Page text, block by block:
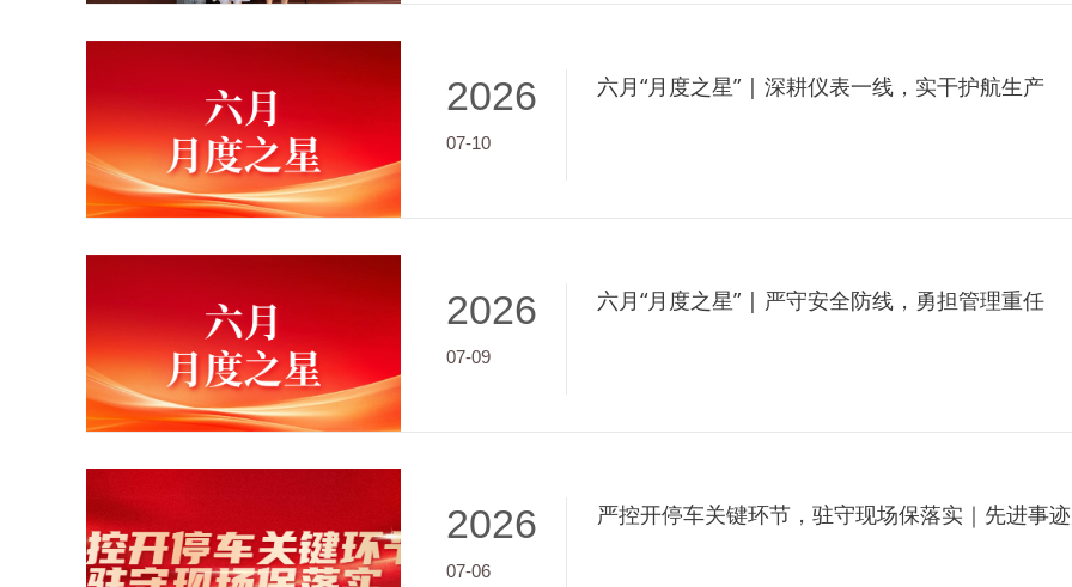
2026
07-10
六月“月度之星” | 深耕仪表一线，实干护航生产
2026
07-09
六月“月度之星” | 严守安全防线，勇担管理重任
2026
07-06
严控开停车关键环节，驻守现场保落实｜先进事